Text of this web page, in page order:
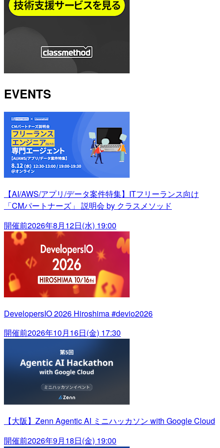
EVENTS
【AI/AWS/アプリ/データ案件特集】ITフリーランス向け
「CMパートナーズ」 説明会 by クラスメソッド
開催前2026年8月12日(水) 19:00
DevelopersIO 2026 Hiroshima #devio2026
開催前2026年10月16日(金) 17:30
【大阪】Zenn Agentic AI ミニハッカソン with Google Cloud
開催前2026年9月18日(金) 19:00